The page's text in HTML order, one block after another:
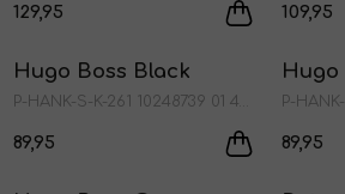
129,95 109,95
1/2
Nieuw
Hugo Boss Black
89,95
1/1
Hugo
89,95
Nieuw